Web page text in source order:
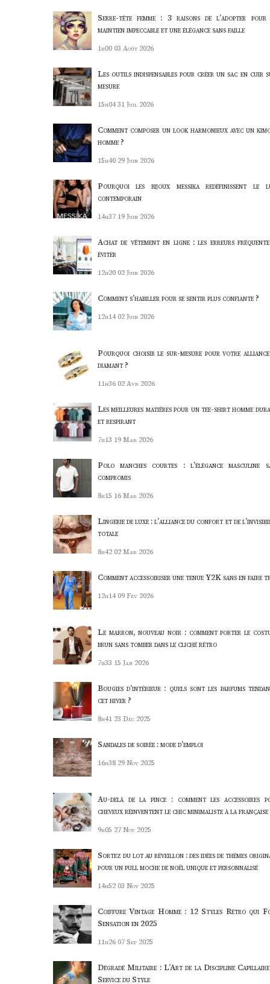
Serre-tête femme : 3 raisons de l’adopter pour
maintien impeccable et une élégance sans faille
1h00 03 Août 2026
Les outils indispensables pour créer un sac en cuir
mesure
15h04 31 Juil 2026
Comment composer un look harmonieux avec un
homme ?
15h40 29 Juin 2026
Pourquoi les bijoux messika redéfinissent le
contemporain
14h37 19 Juin 2026
Achat de vêtement en ligne : les erreurs
éviter
12h20 02 Juin 2026
Comment s’habiller pour se sentir plus confiante ?
12h14 02 Juin 2026
Pourquoi choisir le sur-mesure pour votre
diamant ?
11h36 02 Avr 2026
Les meilleures matières pour un tee-shirt homme
et respirant
7h13 19 Mar 2026
Polo manches courtes : l’élégance masculine
compromis
8h15 16 Mar 2026
Lingerie de luxe : l’alliance du confort et de
totale
8h42 02 Mar 2026
Comment accessoiriser une tenue Y2K sans en faire
12h14 09 Fév 2026
Le marron, nouveau noir : comment porter le
brun sans tomber dans le cliché rétro
7h33 15 Jan 2026
Bougies d’intérieur : quels sont les parfums
cet hiver ?
8h41 23 Déc 2025
Sandales de soirée : mode d’emploi
16h38 29 Nov 2025
Au-delà de la pince : comment les accessoires
cheveux réinventent le chic minimaliste à la française
9h05 27 Nov 2025
Sortez du lot au réveillon : des idées de thèmes
pour un pull moche de noël unique et personnalisé
14h52 03 Nov 2025
Coiffure Vintage Homme : 12 Styles Rétro qui
Sensation en 2025
11h26 07 Sep 2025
Dégradé Militaire : L’Art de la Discipline
Service du Style